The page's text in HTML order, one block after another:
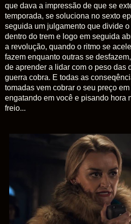
que dava a impressão de que se
temporada, se soluciona no sexto
seguida um julgamento que divide
dentro do trem e logo em seguida
a revolução, quando o ritmo se
fazem enquanto outras se
de aprender a lidar com o peso das
guerra cobra. E todas as
tomadas vem cobrar o seu preço
engatando em você e pisando hora
freio...